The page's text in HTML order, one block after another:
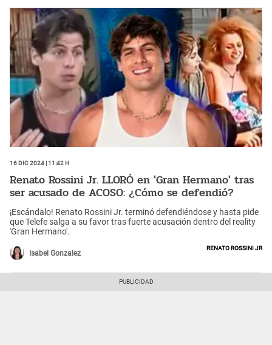
16 Dic 2024 | 11:42 h
Renato Rossini Jr. LLORÓ en 'Gran Hermano' tras
ser acusado de ACOSO: ¿Cómo se defendió?
¡Escándalo! Renato Rossini Jr. terminó defendiéndose y hasta pide
que Telefe salga a su favor tras fuerte acusación dentro del reality
'Gran Hermano'.
Isabel Gonzalez
Renato Rossini jr